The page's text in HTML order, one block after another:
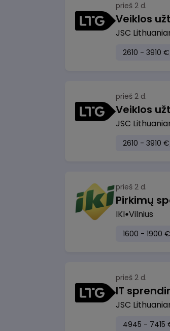
prieš 2 d.
JSC
2610 - 3910
prieš 2 d.
JSC
2610 - 3910
prieš 2 d.
Pirkimų
IKI Vilnius
1600 - 1900
prieš 2 d.
IT
JSC
4945 - 7415